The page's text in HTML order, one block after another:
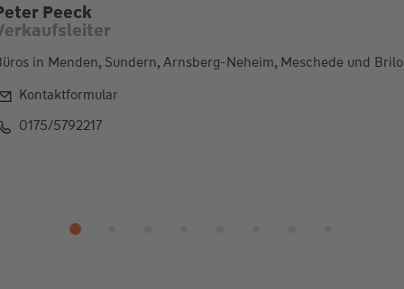
Peeck
in Menden, Sundern, Arnsberg-Neheim, Meschede und
Kontaktformular
0175/5792217